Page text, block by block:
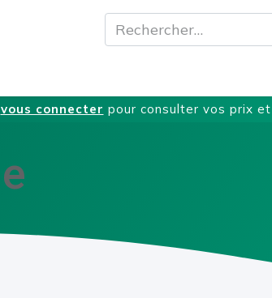
vous connecter pour consulter vos prix